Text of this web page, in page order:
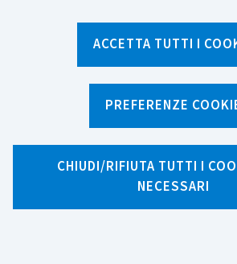
ACCETTA TUTTI I
PREFERENZE
CHIUDI/RIFIUTA TUTTI I
NECESSARI
Facebook
LinkedinWhatsApp
Email